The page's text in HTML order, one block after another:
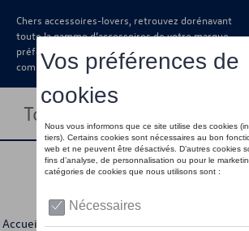
Chers accessoires-lovers, retrouvez dorénavant
toute la gamme d’accessoires de votre marque
préférée sous forme de catalogue à
commander auprès de votre concessionaire.
Toggle navigation
Accueil >Catalogue Volkswagen >Camping